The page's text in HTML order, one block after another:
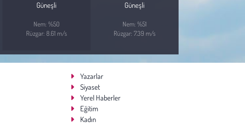
Güneşli
Nem: %50
Rüzgar: 8.61 m/s
Güneşli
Nem: %51
Rüzgar: 7.39 m/s
Yazarlar
Siyaset
Yerel Haberler
Eğitim
Kadın